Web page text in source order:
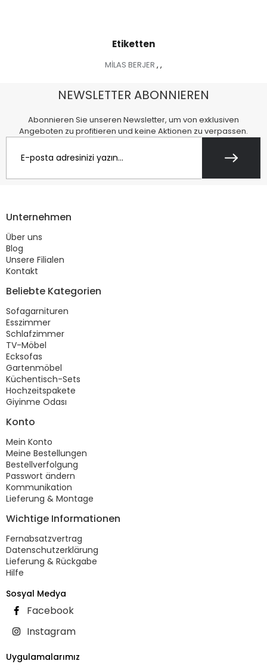
Etiketten
MİLAS BERJER , ,
NEWSLETTER ABONNIEREN
Abonnieren Sie unseren Newsletter, um von exklusiven
Angeboten zu profitieren und keine Aktionen zu verpassen.
Unternehmen
Über uns
Blog
Unsere Filialen
Kontakt
Beliebte Kategorien
Sofagarnituren
Esszimmer
Schlafzimmer
TV-Möbel
Ecksofas
Gartenmöbel
Küchentisch-Sets
Hochzeitspakete
Giyinme Odası
Konto
Mein Konto
Meine Bestellungen
Bestellverfolgung
Passwort ändern
Kommunikation
Lieferung & Montage
Wichtige Informationen
Fernabsatzvertrag
Datenschutzerklärung
Lieferung & Rückgabe
Hilfe
Sosyal Medya
Facebook
Instagram
Uygulamalarımız